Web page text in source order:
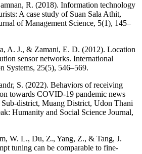
R. (2018). Information technology
A case study of Suan Sala Athit,
of Management Science, 5(1), 145–
A. J., & Zamani, E. D. (2012). Location
sensor networks. International
Systems, 25(5), 546–569.
S. (2022). Behaviors of receiving
towards COVID-19 pandemic news
district, Muang District, Udon Thani
Humanity and Social Science Journal,
W. L., Du, Z., Yang, Z., & Tang, J.
tuning can be comparable to fine-